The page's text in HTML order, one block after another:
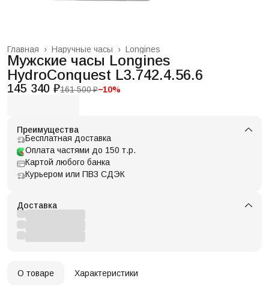
Longines
Наручные часы ›
Главная ›
Мужские часы Longines
HydroConquest L3.742.4.56.6
145 340 ₽161 500 ₽−10%
Преимущества
Бесплатная доставка
Оплата частями до 150 т.р.
Картой любого банка
Курьером или ПВЗ СДЭК
Доставка
О товаре Характеристики